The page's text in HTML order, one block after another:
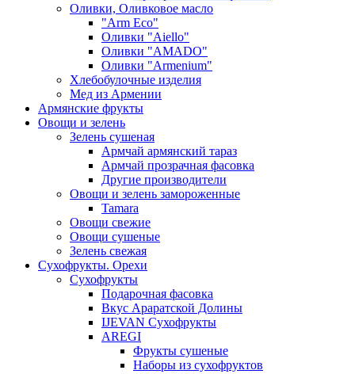
Оливки, Оливковое масло
"Arm Eco"
Оливки "Aiello"
Оливки "AMADO"
Оливки "Armenium"
Хлебобулочные изделия
Мед из Армении
Армянские фрукты
Овощи и зелень
Зелень сушеная
Армчай армянский тараз
Армчай прозрачная фасовка
Другие производители
Овощи и зелень замороженные
Tamara
Овощи свежие
Овощи сушеные
Зелень свежая
Сухофрукты. Орехи
Сухофрукты
Подарочная фасовка
Вкус Араратской Долины
IJEVAN Сухофрукты
AREGI
Фрукты сушеные
Наборы из сухофруктов